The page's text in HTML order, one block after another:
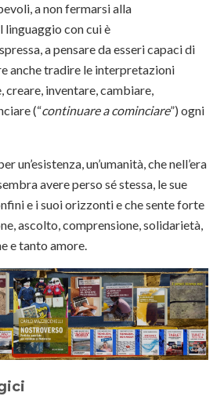
a non fermarsi alla
linguaggio con cui è
a pensare da esseri capaci di
anche tradire le interpretazioni
inventare, cambiare,
(“continuare a cominciare”) ogni
un’esistenza, un’umanità, che nell’era
avere perso sé stessa, le sue
e i suoi orizzonti e che sente forte
ascolto, comprensione, solidarietà,
e tanto amore.